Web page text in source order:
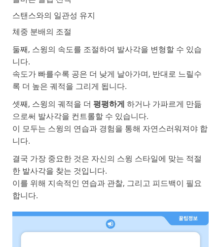
스탠스와의 일관성 유지
체중 분배의 조절
둘째, 스윙의 속도를 조절하여 발사각을 변형할 수 있습
니다.
속도가 빠를수록 공은 더 낮게 날아가며, 반대로 느릴수
록 더 높은 궤적을 그리게 됩니다.
셋째, 스윙의 궤적을 더 평평하게 하거나 가파르게 만듦
으로써 발사각을 컨트롤할 수 있습니다.
이 모두는 스윙의 연습과 경험을 통해 자연스러워져야 합
니다.
결국 가장 중요한 것은 자신의 스윙 스타일에 맞는 적절
한 발사각을 찾는 것입니다.
이를 위해 지속적인 연습과 관찰, 그리고 피드백이 필요
합니다.